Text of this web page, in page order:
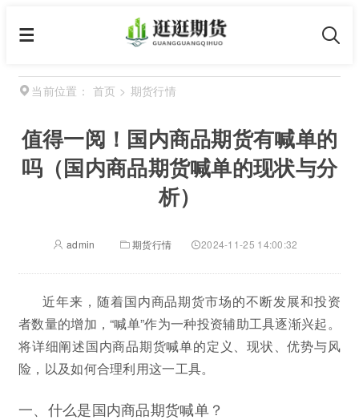
当前位置： 首页 > 期货行情
值得一阅！国内商品期货有喊单的
吗（国内商品期货喊单的现状与分
析）
admin 期货行情 2024-11-25 14:00:32
近年来，随着国内商品期货市场的不断发展和投资
者数量的增加，“喊单”作为一种投资辅助工具逐渐兴起。
将详细阐述国内商品期货喊单的定义、现状、优势与风
险，以及如何合理利用这一工具。
一、什么是国内商品期货喊单？